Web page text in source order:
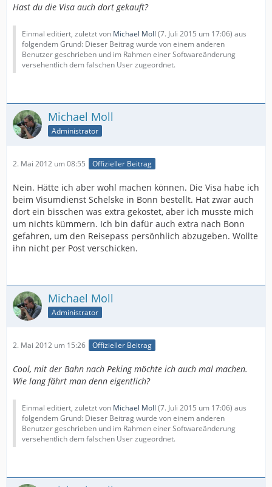
Hast du die Visa auch dort gekauft?
Einmal editiert, zuletzt von Michael Moll (7. Juli 2015 um 17:06) aus
folgendem Grund: Dieser Beitrag wurde von einem anderen
Benutzer geschrieben und im Rahmen einer Softwareänderung
versehentlich dem falschen User zugeordnet.
Michael Moll
Administrator
2. Mai 2012 um 08:55 Offizieller Beitrag
Nein. Hätte ich aber wohl machen können. Die Visa habe ich
beim Visumdienst Schelske in Bonn bestellt. Hat zwar auch
dort ein bisschen was extra gekostet, aber ich musste mich
um nichts kümmern. Ich bin dafür auch extra nach Bonn
gefahren, um den Reisepass persönhlich abzugeben. Wollte
ihn nicht per Post verschicken.
Michael Moll
Administrator
2. Mai 2012 um 15:26 Offizieller Beitrag
Cool, mit der Bahn nach Peking möchte ich auch mal machen.
Wie lang fährt man denn eigentlich?
Einmal editiert, zuletzt von Michael Moll (7. Juli 2015 um 17:06) aus
folgendem Grund: Dieser Beitrag wurde von einem anderen
Benutzer geschrieben und im Rahmen einer Softwareänderung
versehentlich dem falschen User zugeordnet.